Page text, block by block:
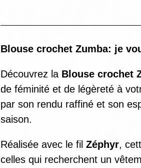
Blouse crochet Zumba: je
Découvrez la Blouse crochet
de féminité et de légèreté à
par son rendu raffiné et son
saison.
Réalisée avec le fil Zéphyr,
celles qui recherchent un